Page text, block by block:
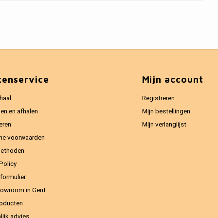
en afhalen
voorwaarden
in Gent
Mijn account
Registreren
Mijn bestellingen
Mijn verlanglijst